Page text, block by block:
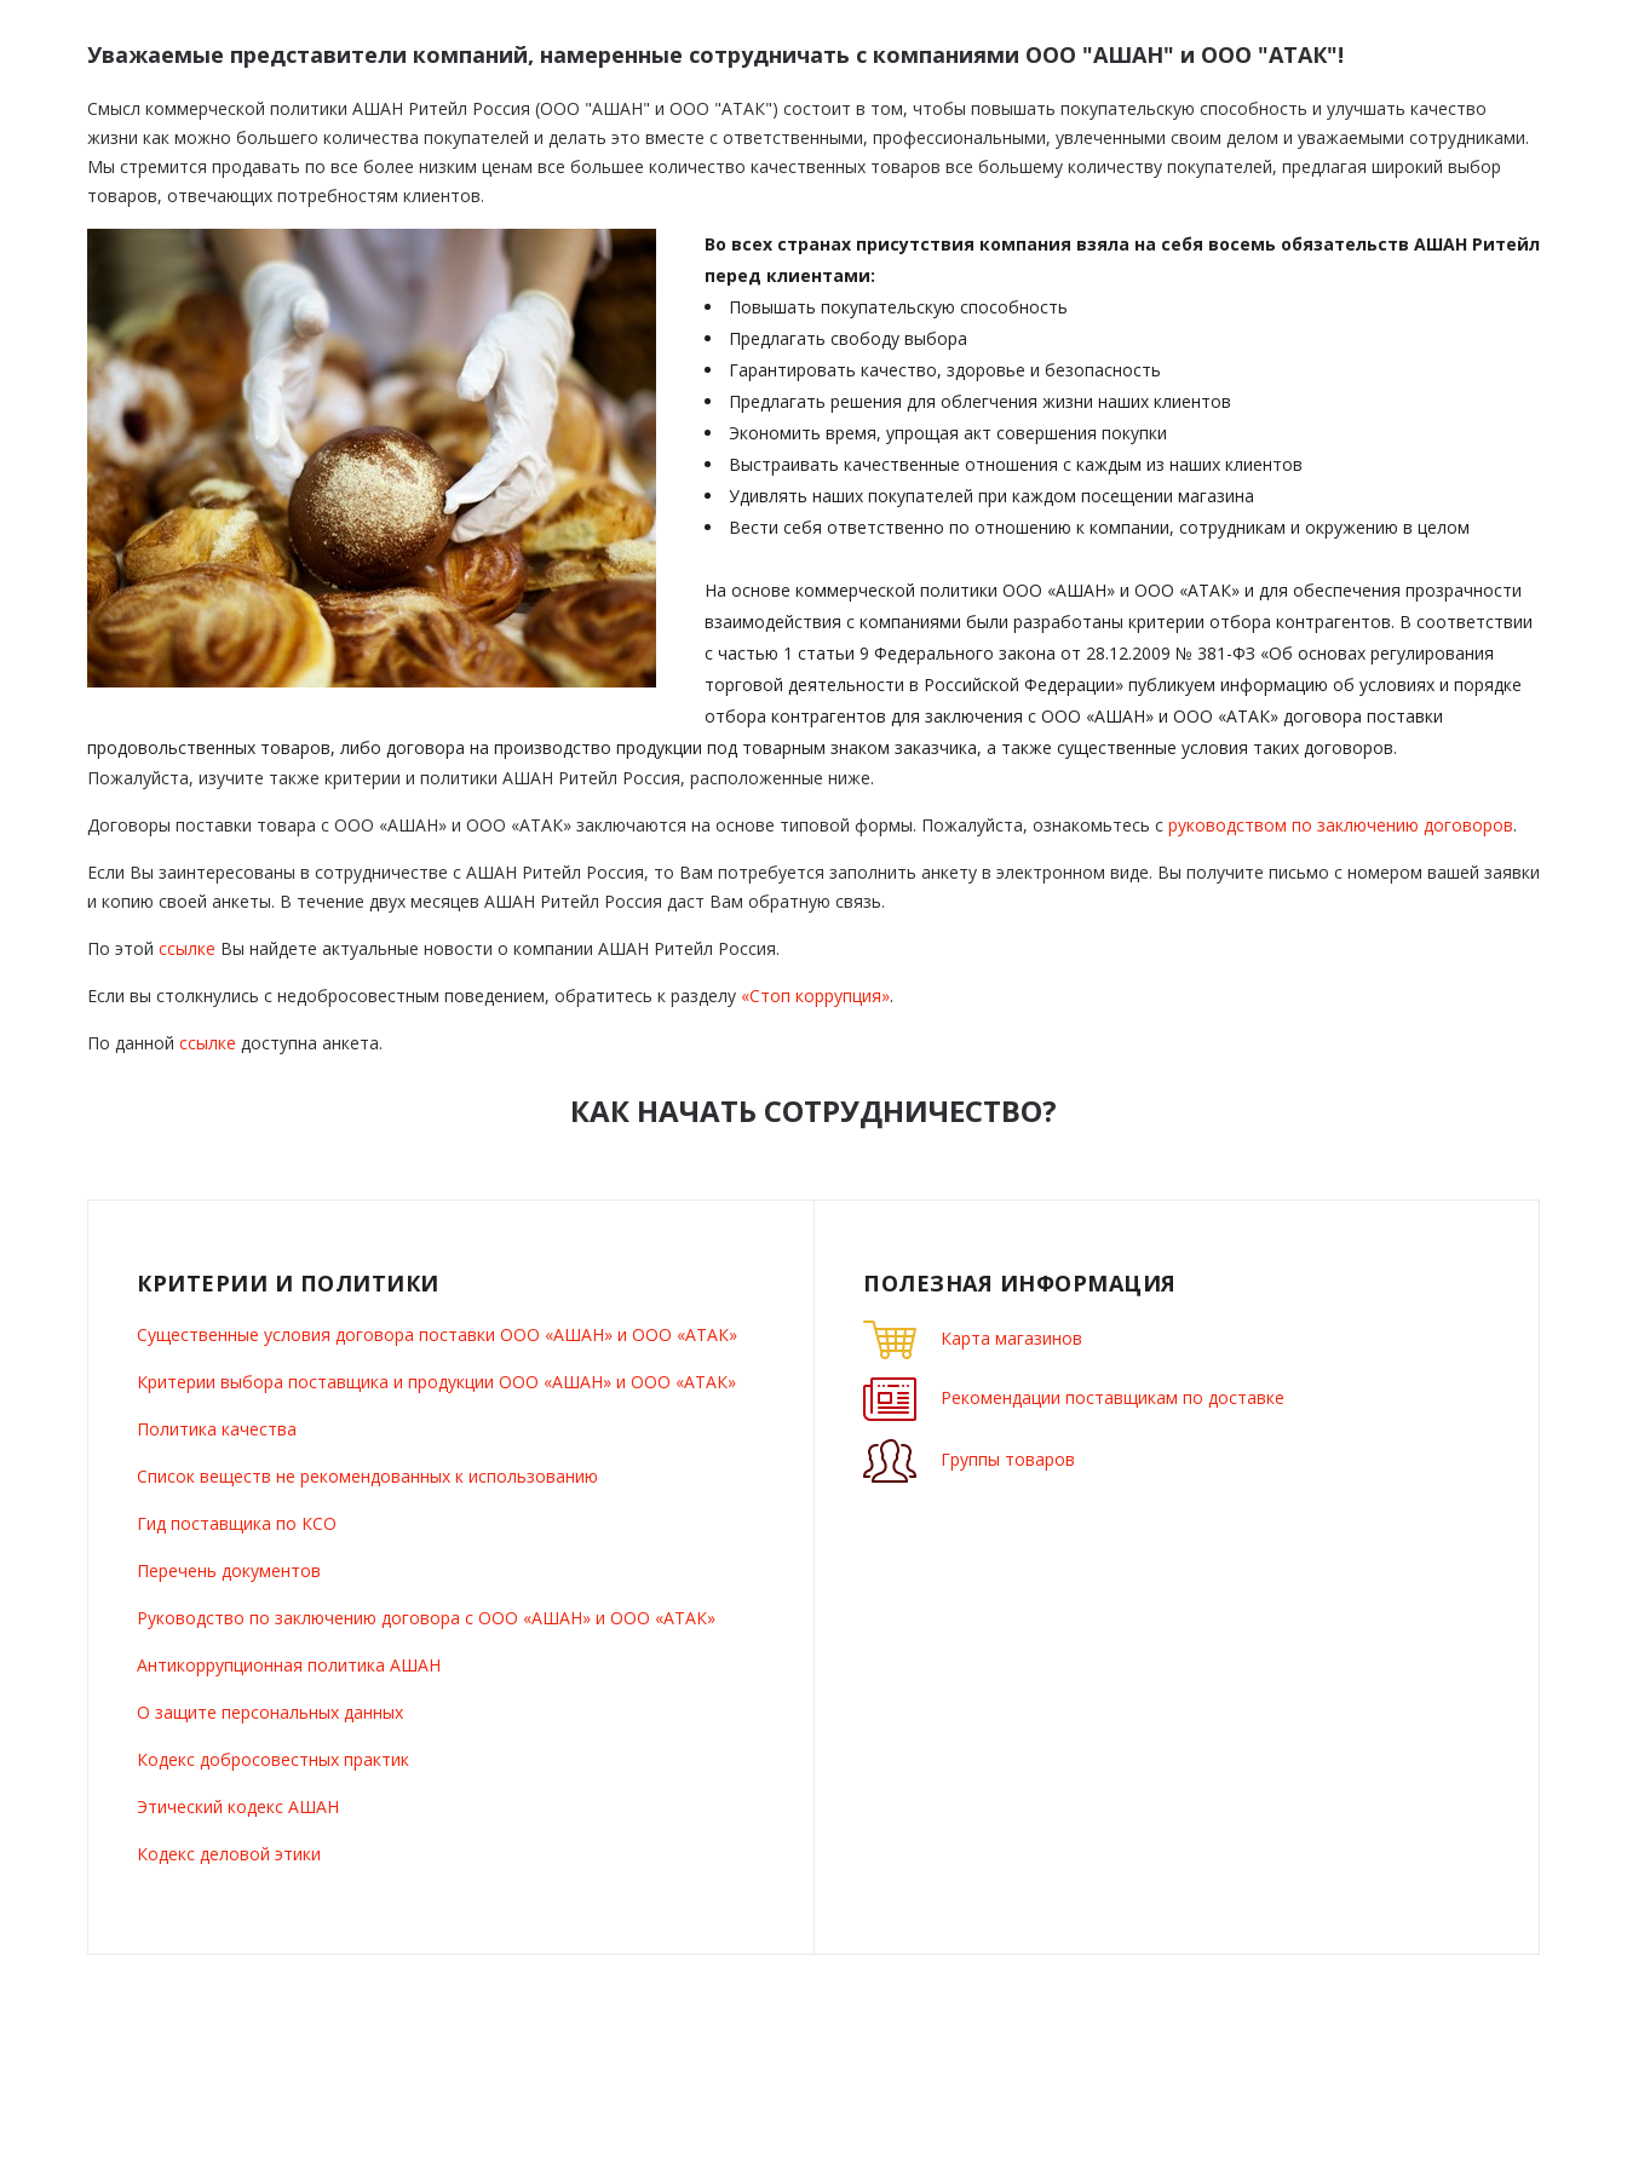
Уважаемые представители компаний, намеренные сотрудничать с компаниями ООО "АШАН" и ООО "АТАК"!
Смысл коммерческой политики АШАН Ритейл Россия (ООО "АШАН" и ООО "АТАК") состоит в том, чтобы повышать покупательскую способность и улучшать качество
жизни как можно большего количества покупателей и делать это вместе с ответственными, профессиональными, увлеченными своим делом и уважаемыми сотрудниками.
Мы стремится продавать по все более низким ценам все большее количество качественных товаров все большему количеству покупателей, предлагая широкий выбор
товаров, отвечающих потребностям клиентов.
Во всех странах присутствия компания взяла на себя восемь обязательств АШАН Ритейл
перед клиентами:
Повышать покупательскую способность
Предлагать свободу выбора
Гарантировать качество, здоровье и безопасность
Предлагать решения для облегчения жизни наших клиентов
Экономить время, упрощая акт совершения покупки
Выстраивать качественные отношения с каждым из наших клиентов
Удивлять наших покупателей при каждом посещении магазина
Вести себя ответственно по отношению к компании, сотрудникам и окружению в целом
На основе коммерческой политики ООО «АШАН» и ООО «АТАК» и для обеспечения прозрачности
взаимодействия с компаниями были разработаны критерии отбора контрагентов. В соответствии
с частью 1 статьи 9 Федерального закона от 28.12.2009 № 381-ФЗ «Об основах регулирования
торговой деятельности в Российской Федерации» публикуем информацию об условиях и порядке
отбора контрагентов для заключения с ООО «АШАН» и ООО «АТАК» договора поставки
продовольственных товаров, либо договора на производство продукции под товарным знаком заказчика, а также существенные условия таких договоров.
Пожалуйста, изучите также критерии и политики АШАН Ритейл Россия, расположенные ниже.
Договоры поставки товара с ООО «АШАН» и ООО «АТАК» заключаются на основе типовой формы. Пожалуйста, ознакомьтесь с руководством по заключению договоров.
Если Вы заинтересованы в сотрудничестве с АШАН Ритейл Россия, то Вам потребуется заполнить анкету в электронном виде. Вы получите письмо с номером вашей заявки
и копию своей анкеты. В течение двух месяцев АШАН Ритейл Россия даст Вам обратную связь.
По этой ссылке Вы найдете актуальные новости о компании АШАН Ритейл Россия.
Если вы столкнулись с недобросовестным поведением, обратитесь к разделу «Стоп коррупция».
По данной ссылке доступна анкета.
КАК НАЧАТЬ СОТРУДНИЧЕСТВО?
КРИТЕРИИ И ПОЛИТИКИ
Существенные условия договора поставки ООО «АШАН» и ООО «АТАК»
Критерии выбора поставщика и продукции ООО «АШАН» и ООО «АТАК»
Политика качества
Список веществ не рекомендованных к использованию
Гид поставщика по КСО
Перечень документов
Руководство по заключению договора с ООО «АШАН» и ООО «АТАК»
Антикоррупционная политика АШАН
О защите персональных данных
Кодекс добросовестных практик
Этический кодекс АШАН
Кодекс деловой этики
ПОЛЕЗНАЯ ИНФОРМАЦИЯ
Карта магазинов
Рекомендации поставщикам по доставке
Группы товаров